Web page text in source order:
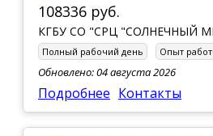
108336 руб.
КГБУ СО "СРЦ "СОЛНЕЧНЫЙ
Полный рабочий день Опыт
Обновлено: 04 августа 2026
Подробнее Контакты